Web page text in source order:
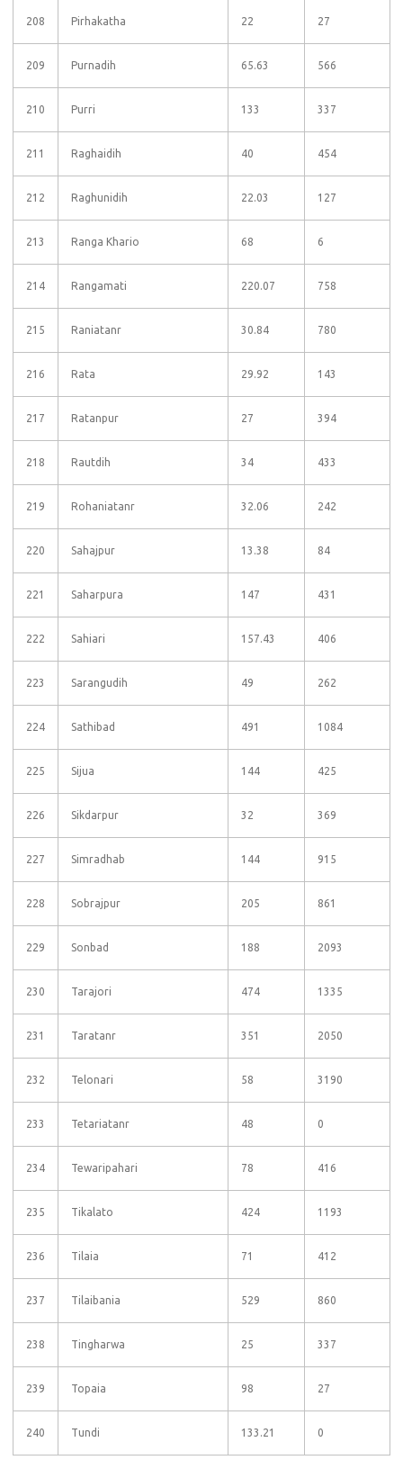
208 Pirhakatha 22 27
209 Purnadih 65.63 566
210 Purri 133 337
211 Raghaidih 40 454
212 Raghunidih 22.03 127
213 Ranga Khario 68 6
214 Rangamati 220.07 758
215 Raniatanr 30.84 780
216 Rata 29.92 143
217 Ratanpur 27 394
218 Rautdih 34 433
219 Rohaniatanr 32.06 242
220 Sahajpur 13.38 84
221 Saharpura 147 431
222 Sahiari 157.43 406
223 Sarangudih 49 262
224 Sathibad 491 1084
225 Sijua 144 425
226 Sikdarpur 32 369
227 Simradhab 144 915
228 Sobrajpur 205 861
229 Sonbad 188 2093
230 Tarajori 474 1335
231 Taratanr 351 2050
232 Telonari 58 3190
233 Tetariatanr 48 0
234 Tewaripahari 78 416
235 Tikalato 424 1193
236 Tilaia 71 412
237 Tilaibania 529 860
238 Tingharwa 25 337
239 Topaia 98 27
240 Tundi 133.21 0